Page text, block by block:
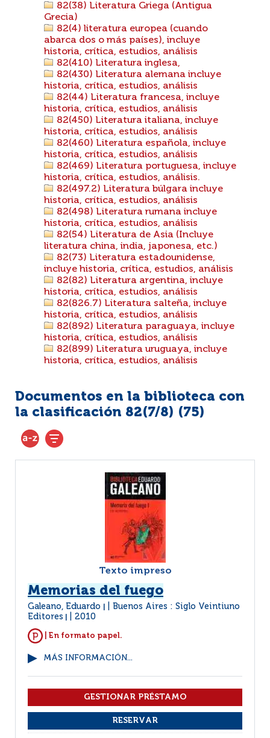
82(38) Literatura Griega (Antigua
Grecia)
82(4) literatura europea (cuando
abarca dos o más países), incluye
historia, crítica, estudios, análisis
82(410) Literatura inglesa,
82(430) Literatura alemana incluye
historia, crítica, estudios, análisis
82(44) Literatura francesa, incluye
historia, crítica, estudios, análisis
82(450) Literatura italiana, incluye
historia, crítica, estudios, análisis
82(460) Literatura española, incluye
historia, crítica, estudios, análisis
82(469) Literatura portuguesa, incluye
historia, crítica, estudios, análisis.
82(497.2) Literatura búlgara incluye
historia, crítica, estudios, análisis
82(498) Literatura rumana incluye
historia, crítica, estudios, análisis
82(54) Literatura de Asia (Incluye
literatura china, india, japonesa, etc.)
82(73) Literatura estadounidense,
incluye historia, crítica, estudios, análisis
82(82) Literatura argentina, incluye
historia, crítica, estudios, análisis
82(826.7) Literatura salteña, incluye
historia, crítica, estudios, análisis
82(892) Literatura paraguaya, incluye
historia, crítica, estudios, análisis
82(899) Literatura uruguaya, incluye
historia, crítica, estudios, análisis
Documentos en la biblioteca con
la clasificación 82(7/8) (75)
Texto impreso
Memorias del fuego
Galeano, Eduardo
Buenos Aires : Siglo Veintiuno
Editores
2010
| En formato papel.
MÁS INFORMACIÓN...